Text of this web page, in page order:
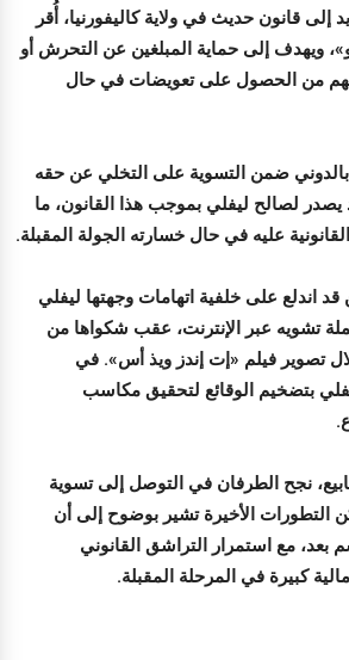
إلى قانون حديث في ولاية كاليفورنيا، أُقر
ويهدف إلى حماية المبلغين عن التحرش أو
من الحصول على تعويضات في حال
ضمن التسوية على التخلي عن حقه
لصالح ليفلي بموجب هذا القانون، ما
عليه في حال خسارته الجولة المقبلة.
قد اندلع على خلفية اتهامات وجهتها ليفلي
تشويه عبر الإنترنت، عقب شكواها من
تصوير فيلم «إت إندز ويذ أس». في
بتضخيم الوقائع لتحقيق مكاسب
نجح الطرفان في التوصل إلى تسوية
التطورات الأخيرة تشير بوضوح إلى أن
بعد، مع استمرار التراشق القانوني
كبيرة في المرحلة المقبلة.